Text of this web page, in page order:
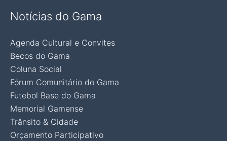
Notícias do Gama
Agenda Cultural e Convites
Becos do Gama
Coluna Social
Fórum Comunitário do Gama
Futebol Base do Gama
Memorial Gamense
Trânsito & Cidade
Orçamento Participativo